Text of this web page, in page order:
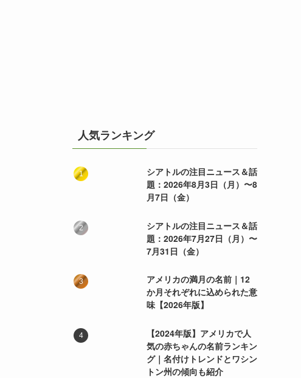
人気ランキング
シアトルの注目ニュース＆話
題：2026年8月3日（月）〜8
月7日（金）
シアトルの注目ニュース＆話
題：2026年7月27日（月）〜
7月31日（金）
アメリカの満月の名前｜12
か月それぞれに込められた意
味【2026年版】
【2024年版】アメリカで人
気の赤ちゃんの名前ランキン
グ｜名付けトレンドとワシン
トン州の傾向も紹介